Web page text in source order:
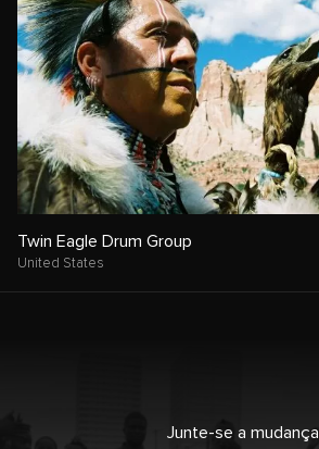
Twin Eagle Drum Group
United States
Junte-se a mudança